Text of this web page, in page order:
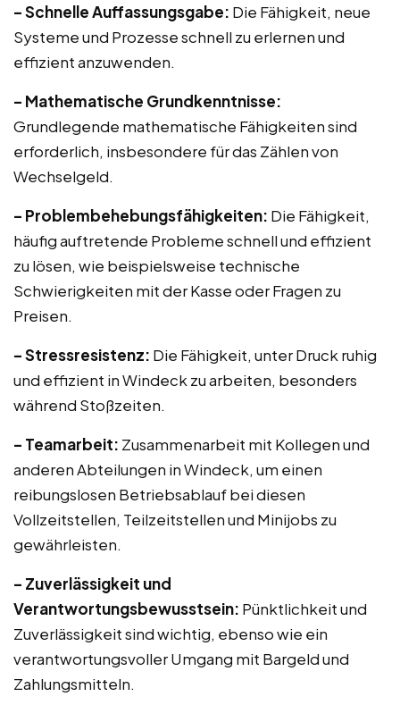
– Schnelle Auffassungsgabe: Die Fähigkeit, neue
Systeme und Prozesse schnell zu erlernen und
effizient anzuwenden.
– Mathematische Grundkenntnisse:
Grundlegende mathematische Fähigkeiten sind
erforderlich, insbesondere für das Zählen von
Wechselgeld.
– Problembehebungsfähigkeiten: Die Fähigkeit,
häufig auftretende Probleme schnell und effizient
zu lösen, wie beispielsweise technische
Schwierigkeiten mit der Kasse oder Fragen zu
Preisen.
– Stressresistenz: Die Fähigkeit, unter Druck ruhig
und effizient in Windeck zu arbeiten, besonders
während Stoßzeiten.
– Teamarbeit: Zusammenarbeit mit Kollegen und
anderen Abteilungen in Windeck, um einen
reibungslosen Betriebsablauf bei diesen
Vollzeitstellen, Teilzeitstellen und Minijobs zu
gewährleisten.
– Zuverlässigkeit und
Verantwortungsbewusstsein: Pünktlichkeit und
Zuverlässigkeit sind wichtig, ebenso wie ein
verantwortungsvoller Umgang mit Bargeld und
Zahlungsmitteln.